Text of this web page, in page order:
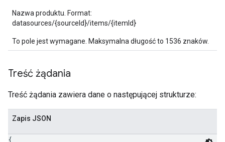
Nazwa produktu. Format:
datasources/{sourceId}/items/{itemId}
To pole jest wymagane. Maksymalna długość to 1536 znaków.
Treść żądania
Treść żądania zawiera dane o następującej strukturze:
Zapis JSON
{